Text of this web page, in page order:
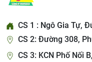
CS 1 : Ngô Gia Tự,
CS 2: Đường 308,
CS 3: KCN Phố Nối